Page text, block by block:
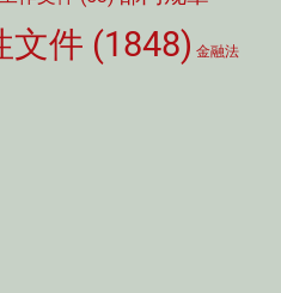
文件 (1848) 金融法